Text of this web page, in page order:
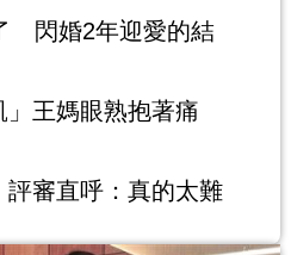
閃婚2年迎愛的結
王媽眼熟抱著痛
審直呼：真的太難